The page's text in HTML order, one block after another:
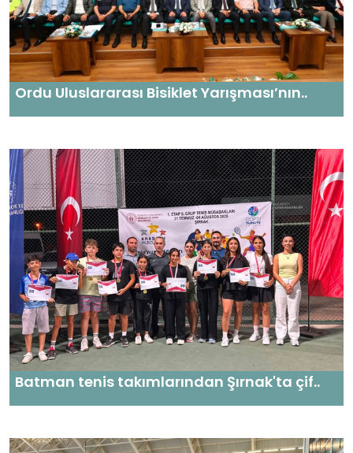
Ordu Uluslararası Bisiklet Yarışması’nın..
Batman tenis takımlarından Şırnak'ta çif..